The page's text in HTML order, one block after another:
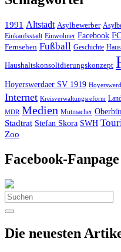
1991 Altstadt Asylbewerber
Einkaufsstadt Einwohner Facebook
Fernsehen Fußball Geschichte
Haushaltskonsolidierungskonzept
Hoyerswerdaer SV 1919
Internet Kreisverwaltungsreform
MDR Medien Mutmacher
Stadtrat Stefan Skora SWH
Zoo
Facebook-Fanpage
Search
for:
Die neuesten